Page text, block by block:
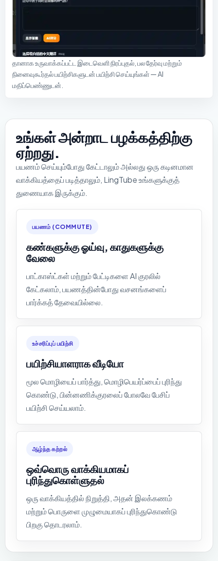
தானாக உருவாக்கப்பட்ட இடைவெளி நிரப்புதல், பல தேர்வு மற்றும்
நினைவுகூர்தல் பயிற்சிகளுடன் பயிற்சி செய்யுங்கள் — AI
மதிப்பெண்ணுடன்.
உங்கள் அன்றாட பழக்கத்திற்கு
ஏற்றது.
பயணம் செய்யும்போது கேட்டாலும் அல்லது ஒரு கடினமான
வாக்கியத்தைப் படித்தாலும், LingTube உங்களுக்குத்
துணையாக இருக்கும்.
பயணம் (COMMUTE)
கண்களுக்கு ஓய்வு, காதுகளுக்கு
வேலை
பாட்காஸ்ட்கள் மற்றும் பேட்டிகளை AI குரலில்
கேட்கலாம், பயணத்தின்போது வசனங்களைப்
பார்க்கத் தேவையில்லை.
உச்சரிப்புப் பயிற்சி
பயிற்சியாளராக வீடியோ
மூல மொழியைப் பார்த்து, மொழிபெயர்ப்பைப் புரிந்து
கொண்டு, பின்னணிக்குரலைப் போலவே பேசிப்
பயிற்சி செய்யலாம்.
ஆழ்ந்த கற்றல்
ஒவ்வொரு வாக்கியமாகப்
புரிந்துகொள்ளுதல்
ஒரு வாக்கியத்தில் நிறுத்தி, அதன் இலக்கணம்
மற்றும் பொருளை முழுமையாகப் புரிந்துகொண்டு
பிறகு தொடரலாம்.